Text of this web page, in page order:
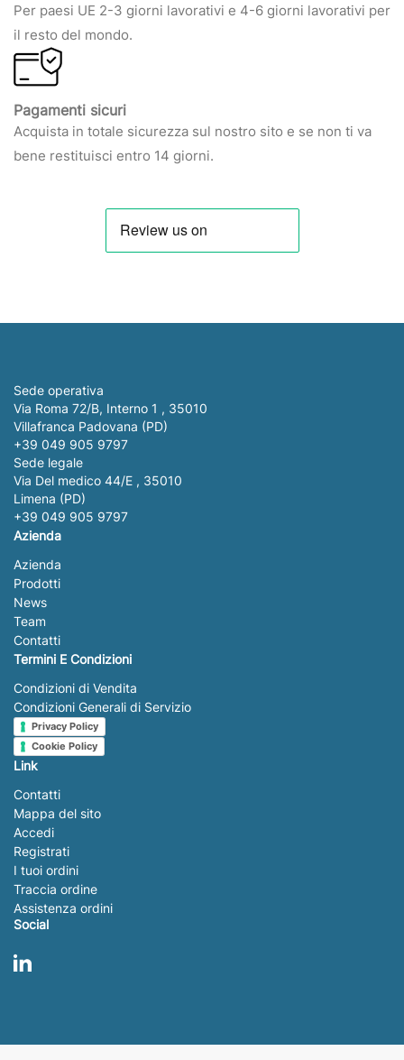
Per paesi UE 2-3 giorni lavorativi e 4-6 giorni lavorativi per
il resto del mondo.
Pagamenti sicuri
Acquista in totale sicurezza sul nostro sito e se non ti va
bene restituisci entro 14 giorni.
Sede operativa
Via Roma 72/B, Interno 1 , 35010
Villafranca Padovana (PD)
+39 049 905 9797
Sede legale
Via Del medico 44/E , 35010
Limena (PD)
+39 049 905 9797
Azienda
Azienda
Prodotti
News
Team
Contatti
Termini E Condizioni
Condizioni di Vendita
Condizioni Generali di Servizio
Privacy Policy
Cookie Policy
Link
Contatti
Mappa del sito
Accedi
Registrati
I tuoi ordini
Traccia ordine
Assistenza ordini
Social
LinkedIn